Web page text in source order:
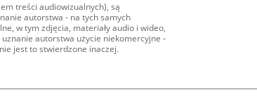
treści audiowizualnych), są
autorstwa - na tych samych
w tym zdjęcia, materiały audio i wideo,
autorstwa użycie niekomercyjne -
jest to stwierdzone inaczej.